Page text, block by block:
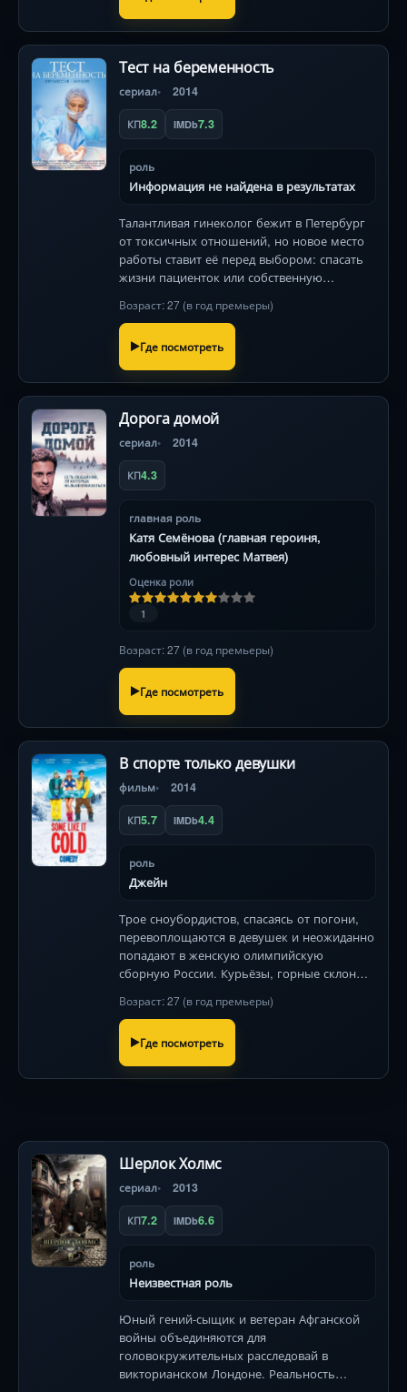
Тест на беременность
сериал 2014
КП8.2 IMDb7.3
роль
Информация не найдена в результатах
Талантливая гинеколог бежит в Петербург
от токсичных отношений, но новое место
работы ставит её перед выбором: спасать
жизни пациенток или собственную
неожиданная беременность меняют всё.
Возраст: 27 (в год премьеры)
Где посмотреть
Дорога домой
сериал 2014
КП4.3
главная роль
Катя Семёнова (главная героиня,
любовный интерес Матвея)
Оценка роли
1
Возраст: 27 (в год премьеры)
Где посмотреть
В спорте только девушки
фильм 2014
КП5.7 IMDb4.4
роль
Джейн
Трое сноубордистов, спасаясь от погони,
перевоплощаются в девушек и неожиданно
попадают в женскую олимпийскую
сборную России. Курьёзы, горные склоны
вираже!
Возраст: 27 (в год премьеры)
Где посмотреть
Шерлок Холмс
сериал 2013
КП7.2 IMDb6.6
роль
Неизвестная роль
Юный гений-сыщик и ветеран Афганской
войны объединяются для
головокружительных расследовай в
викторианском Лондоне. Реальность